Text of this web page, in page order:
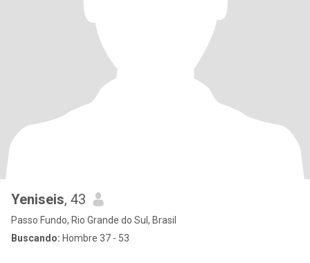
Yeniseis, 43
Passo Fundo, Rio Grande do Sul, Brasil
Buscando: Hombre 37 - 53